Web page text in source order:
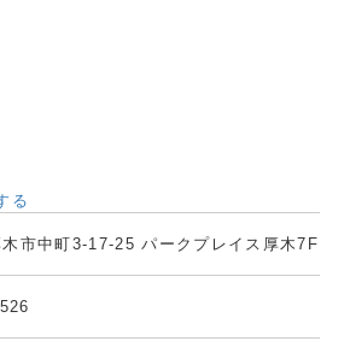
る
市中町3-17-25 パークプレイス厚木7F